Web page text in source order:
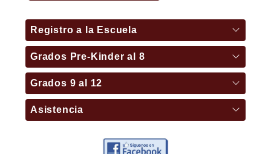
Registro a la Escuela
Grados Pre-Kinder al 8
Grados 9 al 12
Asistencia